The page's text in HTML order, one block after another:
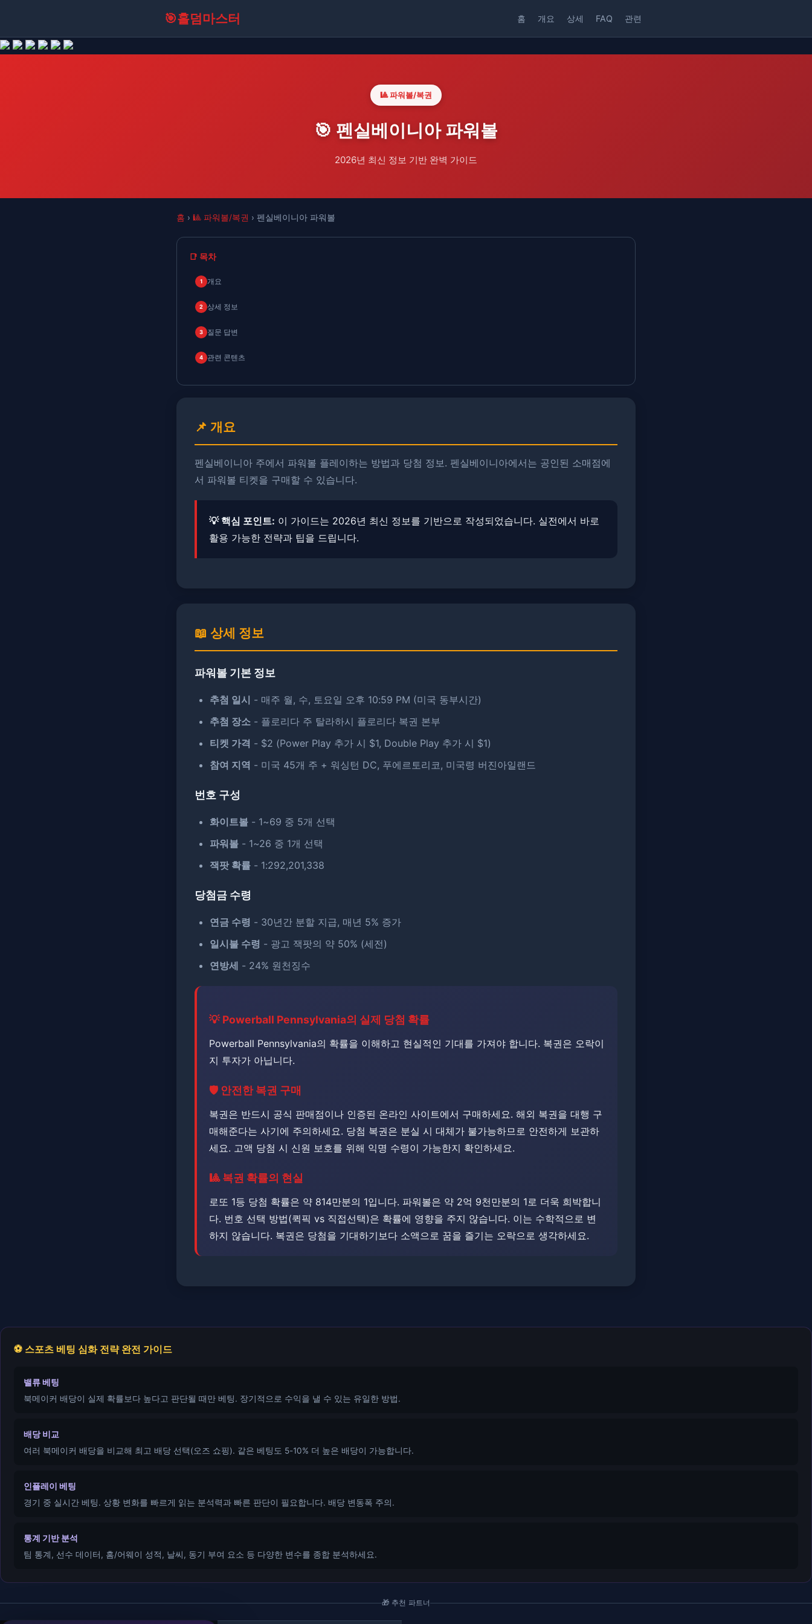
🎯홀덤마스터 홈 개요 상세 FAQ 관련
🎱 파워볼/복권
🎯 펜실베이니아 파워볼
2026년 최신 정보 기반 완벽 가이드
홈 › 🎱 파워볼/복권 › 펜실베이니아 파워볼
📑 목차
1 개요
2 상세 정보
3 질문 답변
4 관련 콘텐츠
📌 개요
펜실베이니아 주에서 파워볼 플레이하는 방법과 당첨 정보. 펜실베이니아에서는 공인된 소매점에
서 파워볼 티켓을 구매할 수 있습니다.
💡 핵심 포인트: 이 가이드는 2026년 최신 정보를 기반으로 작성되었습니다. ​​실전에서 바로
활용 가능한 전략과 팁을 드립니다.
📖 상세 정보
파워볼 기본 정보
추첨 일시 - 매주 월, 수, 토요일 오후 10:59 PM (미국 동부시간)
추첨 장소 - 플로리다 주 탈라하시 플로리다 복권 본부
티켓 가격 - $2 (Power Play 추가 시 $1, Double Play 추가 시 $1)
참여 지역 - 미국 45개 주 + 워싱턴 DC, 푸에르토리코, 미국령 버진아일랜드
번호 구성
화이트볼 - 1~69 중 5개 선택
파워볼 - 1~26 중 1개 선택
잭팟 확률 - 1:292,201,338
당첨금 수령
연금 수령 - 30년간 분할 지급, 매년 5% 증가
일시불 수령 - 광고 잭팟의 약 50% (세전)
연방세 - 24% 원천징수
💡 Powerball Pennsylvania의 실제 당첨 확률
Powerball Pennsylvania의 확률을 이해하고 현실적인 기대를 가져야 합니다. ​복권은 오락이
지 투자가 아닙니다.
🛡️ 안전한 복권 구매
복권은 반드시 공식 판매점이나 인증된 온라인 사이트에서 구매하세요. ​해외 복권을 대행 구
매해준다는 사기에 주의하세요. 당첨 복권은 분실 시 대체가 불가능하므로 안전하게 보관하
세요. 고액 당첨 시 신원 보호를 위해 익명 수령이 가능한지 확인하세요.
🎱 복권 확률의 현실
로또 1등 당첨 확률은 약 814만분의 1입니다. 파워볼은 약 2억 9천만분의 1로 더욱 희박합니
다. 번호 선택 방법(퀵픽 vs 직접선택)은 확률에 영향을 주지 않습니다. 이는 수학적으로 변
하지 않습니다. ​​복권은 당첨을 기대하기보다 소액으로 꿈을 즐기는 오락으로 생각하세요.
⚽ 스포츠 베팅 심화 전략 완전 가이드
밸류 베팅
북메이커 배당이 실제 확률보다 높다고 판단될 때만 베팅. 장기적으로 수익을 낼 수 있는 유일한 방법.
배당 비교
여러 북메이커 배당을 비교해 최고 배당 선택(오즈 쇼핑). 같은 베팅도 5-10% 더 높은 배당이 가능합니다.
인플레이 베팅
경기 중 실시간 베팅. 상황 변화를 빠르게 읽는 분석력과 빠른 판단이 필요합니다. 배당 변동폭 주의.
통계 기반 분석
팀 통계, 선수 데이터, 홈/어웨이 성적, 날씨, 동기 부여 요소 등 다양한 변수를 종합 분석하세요.
🎁 추천 파트너